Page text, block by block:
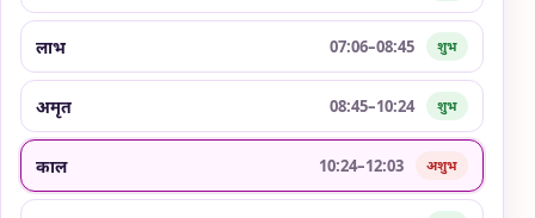
लाभ 07:06–08:45 शुभ
अमृत 08:45–10:24 शुभ
काल 10:24–12:03 अशुभ